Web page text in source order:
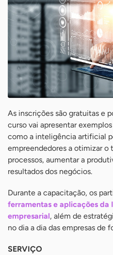
As inscrições são gratuitas e
curso vai apresentar
como a inteligência artificial
empreendedores a otimizar o
processos, aumentar a
resultados dos negócios.
Durante a capacitação, os
ferramentas e aplicações da
empresarial, além de
no dia a dia das empresas de
SERVIÇO